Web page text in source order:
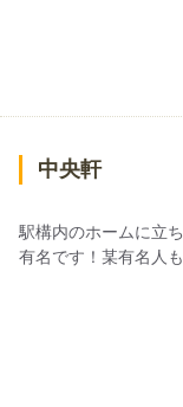
中央軒
駅構内のホームに立
有名です！某有名人